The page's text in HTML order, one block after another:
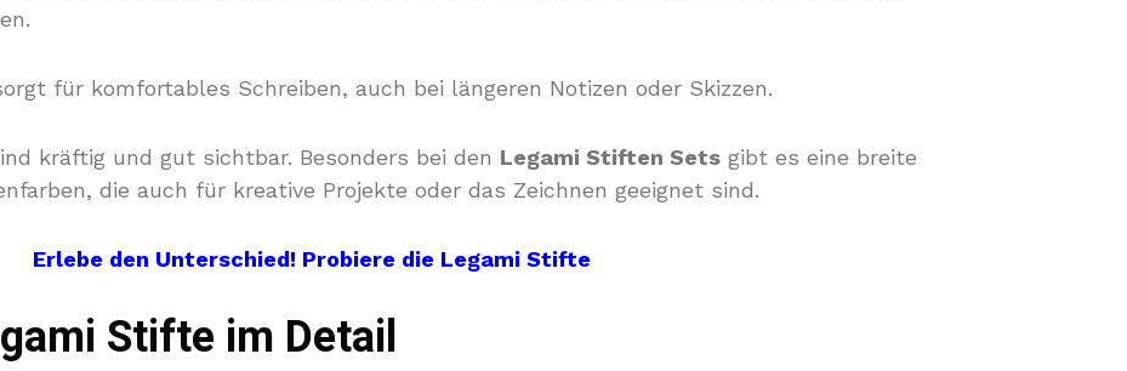
für komfortables Schreiben, auch bei längeren Notizen oder Skizzen.
kräftig und gut sichtbar. Besonders bei den Legami Stiften Sets gibt es eine breite
die auch für kreative Projekte oder das Zeichnen geeignet sind.
Erlebe den Unterschied! Probiere die Legami Stifte
Stifte im Detail